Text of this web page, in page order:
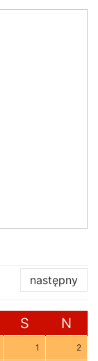
następny
S N
1 2